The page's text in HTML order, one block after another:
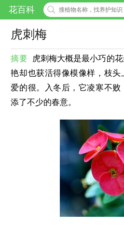
花百科
虎刺梅
摘要
虎刺梅大概是最小巧的
艳却也获活得像模像样，枝
爱的很。入冬后，它凌寒不
添了不少的春意。